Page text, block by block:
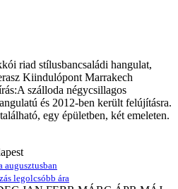
riad stílusbancsaládi hangulat,
Kiindulópont Marrakech
szálloda négycsillagos
és 2012-ben került felújításra.
egy épületben, két emeleten.
augusztusban
legolcsóbb ára